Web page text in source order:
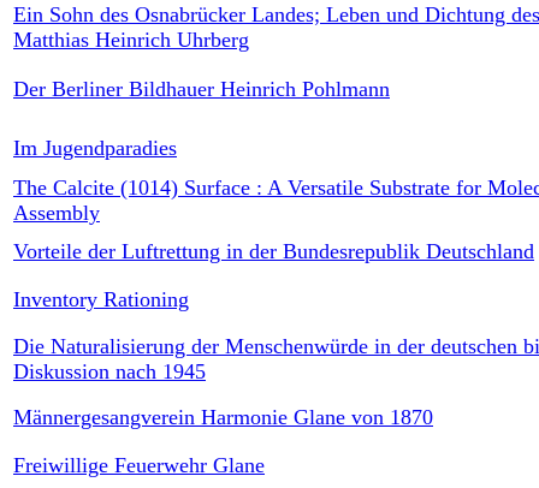
Ein Sohn des Osnabrücker Landes; Leben und Dichtung
Matthias Heinrich Uhrberg
Der Berliner Bildhauer Heinrich Pohlmann
Im Jugendparadies
The Calcite (1014) Surface : A Versatile Substrate for
Assembly
Vorteile der Luftrettung in der Bundesrepublik Deutschland
Inventory Rationing
Die Naturalisierung der Menschenwürde in der deutschen
Diskussion nach 1945
Männergesangverein Harmonie Glane von 1870
Freiwillige Feuerwehr Glane